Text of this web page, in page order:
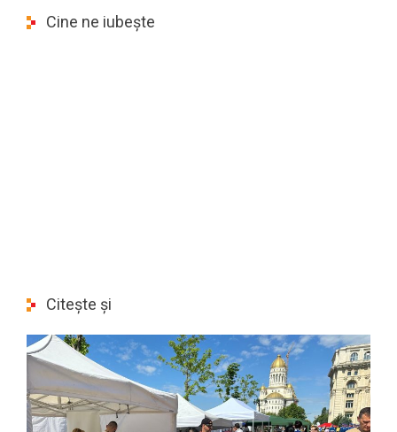
Cine ne iubește
Citește și